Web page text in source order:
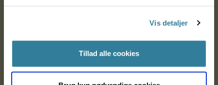
Vis detaljer
Tillad alle cookies
EAN: 57 98 000 35 48 21